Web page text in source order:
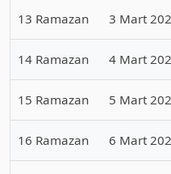
13 Ramazan 3 Mart
14 Ramazan 4 Mart
15 Ramazan 5 Mart
16 Ramazan 6 Mart